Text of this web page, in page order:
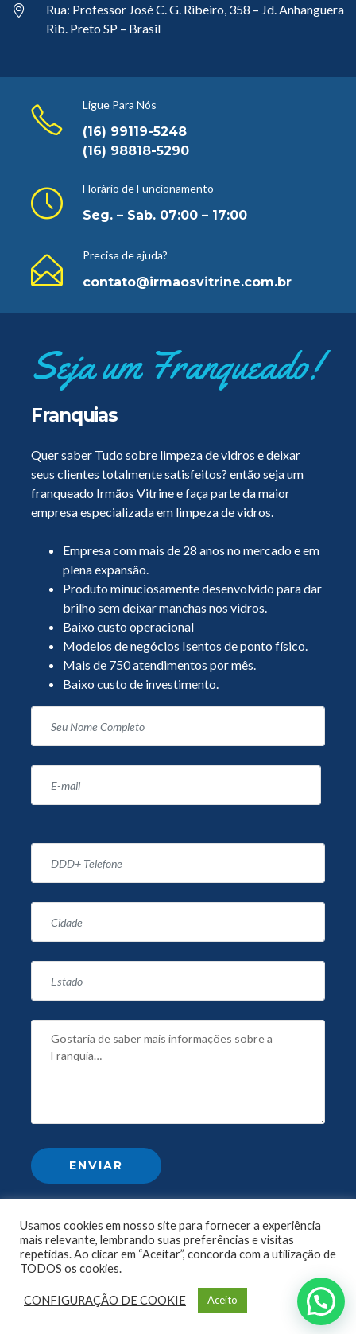
Rua: Professor José C. G. Ribeiro, 358 – Jd. Anhanguera
Rib. Preto SP – Brasil
Ligue Para Nós
(16) 99119-5248
(16) 98818-5290
Horário de Funcionamento
Seg. – Sab. 07:00 – 17:00
Precisa de ajuda?
contato@irmaosvitrine.com.br
Seja um Franqueado!
Franquias
Quer saber Tudo sobre limpeza de vidros e deixar
seus clientes totalmente satisfeitos? então seja um
franqueado Irmãos Vitrine e faça parte da maior
empresa especializada em limpeza de vidros.
Empresa com mais de 28 anos no mercado e em
plena expansão.
Produto minuciosamente desenvolvido para dar
brilho sem deixar manchas nos vidros.
Baixo custo operacional
Modelos de negócios Isentos de ponto físico.
Mais de 750 atendimentos por mês.
Baixo custo de investimento.
© 2024 criado por Renato Santos - CEO Irmãos Vitrine
Usamos cookies em nosso site para fornecer a experiência
mais relevante, lembrando suas preferências e visitas
repetidas. Ao clicar em “Aceitar”, concorda com a utilização de
TODOS os cookies.
CONFIGURAÇÃO DE COOKIE Aceito